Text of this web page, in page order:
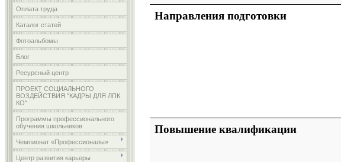
Оплата труда
Каталог статей
Фотоальбомы
Блог
Ресурсный центр
ПРОЕКТ СОЦИАЛЬНОГО
ВОЗДЕЙСТВИЯ "КАДРЫ ДЛЯ ЛПК
КО"
Программы профессионального
обучения школьников
Чемпионат «Профессионалы»
Центр развития карьеры
Направления подготовки
Повышение квалификации